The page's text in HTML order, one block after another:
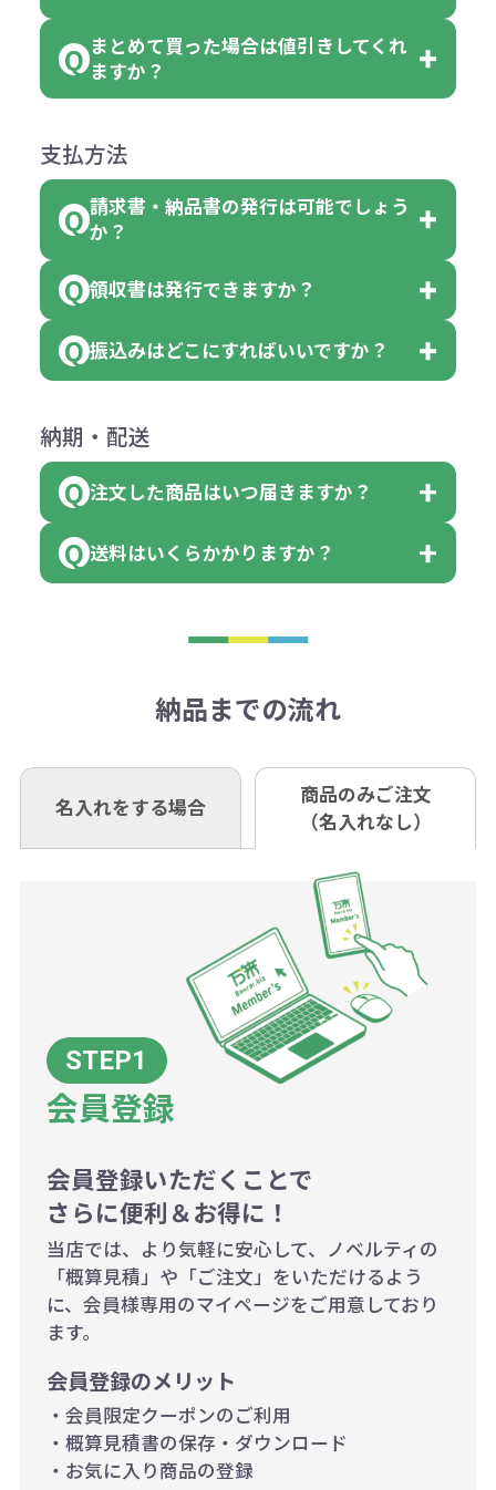
但し、ロゴなど名入れ印刷をされる
費用）
色指定できる商品に付きましては商
品詳細の購入の所で色が選べるよう
になっております。
クエアトート」を300個注文した場
クエアトート」は10個単位でしたら
色を指定出来るので、ピンクを100
個、ブルーを90個、イエローを110
【色指定の仕方】
に必要な個数を入力ください。
※10個単位など購入できる単位が決
はまらない数を入力すると、アラー
アラートに従って数を調整してくだ
●初期不良または不良品（破損、故
障）の場合
合
●名入れ、オリジナルの内容が異な
っていた場合
または返金にて対応させていただき
ます。
その際不良品については送料着払い
ください。
（商品の状態により、対応が変わる
※不良商品をご返却いただけない場
います。あらかじめご了承くださ
※不良商品は商品到着後7営業日以
お問合せ先
0120-979-907
AM10:00～PM5:00（土・日・祝日を
名入れありの場合の代金の計算方法
は下記の通りです。
計算例：
＜1色印刷の場合＞
（提供価格（商品代）+名入れ費用
（印刷代））×枚数+製版代
（提供価格（商品代）+名入れ費用
×色数
※例えば2色印刷の場合には、名入
れ費用が2倍、製版代が2倍必要で
す。
相談下さい。
なお、印刷代はボリュームディスカ
同じ版で多くの数量を印刷すると、1
個当たりの印刷代単価がお安くなり
一方、数量が少なく一定数に満たな
い場合は、単価計算ではなく、印刷
代の基本料金を一式頂戴する場合が
ございます。
ボリュームディスカウントの計算は
商品や印刷方法によって異なります
ので、予めご了承ください。
例：200個未満（1式：18,000円）
200個~499個の場合：42円（1個
当たり）
500個~999個の場合：35円（1個
1,000個以上：28円（1個当た
り）
まとめて買った場合は値引きしてくれ
ますか？
商品によりますが、お見積もりさせ
ていただきます。
見積もりサポートから個別でお問い
支払方法
請求書・納品書の発行は可能でしょう
か？
会員様はマイページより各種帳票の
ダウンロードが可能です。
詳しくはこちらはご確認ください。
領収書のダウンロード
領収書は発行できますか？
会員様はマイページより各種帳票の
詳しくはこちらはご確認ください。
領収書のダウンロード
振込みはどこにすればいいですか？
下記口座にお願いします。
■三菱UFJ銀行
小田井支店（おたいしてん）
■ゆうちょ銀行（振替口座）
口座名 株式会社モノベーション
※振り込み手数料はお客さま負担と
なりますのでご注意ください。
納期・配送
注文した商品はいつ届きますか？
既製品の場合、ご入金確認後3営業
ご入金確認後約3週間となります。
定しているものもあります。
あれば、午前中までにご注文とご入
金いただければ翌日着でお送りする
お急ぎの場合、ご相談ください。最
大限努力いたします。
送料はいくらかかりますか？
き別途申し受けます。
も複数ヶ所への納品の場合、別途送
料頂戴する場合がございます。
詳細はこちらご確認ください。
納品までの流れ
名入れをする場合
商品のみご注文
（名入れなし）
会員登録
会員登録いただくことで
さらに便利＆お得に！
当店では、より気軽に安心して、ノベルティの
「概算見積」や「ご注文」をいただけるよう
に、会員様専用のマイページをご用意しており
ます。
会員登録のメリット
・会員限定クーポンのご利用
・概算見積書の保存・ダウンロード
・お気に入り商品の登録